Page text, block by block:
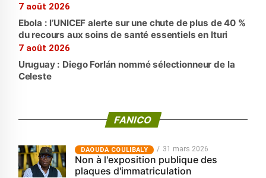
7 août 2026
Ebola : l’UNICEF alerte sur une chute de plus de 40 %
du recours aux soins de santé essentiels en Ituri
7 août 2026
Uruguay : Diego Forlán nommé sélectionneur de la
Celeste
FANICO
‎DAOUDA COULIBALY 31 mars 2026
Non à l'exposition publique des
plaques d'immatriculation